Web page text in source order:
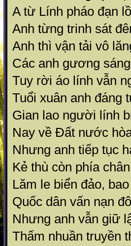
A từ Lính pháo đạn
Anh từng trinh sát
Anh thì vận tải vô
Các anh gương
Tuy rời áo lính vẫn
Tuổi xuân anh đáng
Gian lao người lính
Nay về Đất nước
Nhưng anh tiếp tục
Kẻ thù còn phía
Lăm le biển đảo,
Quốc dân vấn nạn
Nhưng anh vẫn giữ
Thấm nhuần truyền